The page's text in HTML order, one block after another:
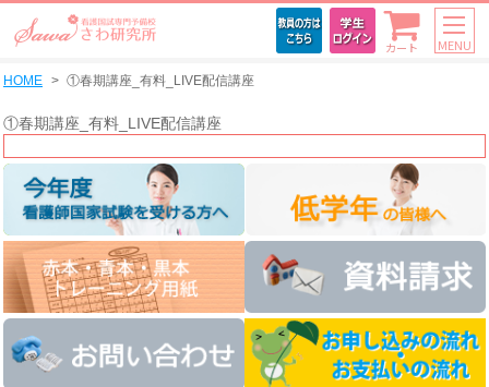
カート MENU
HOME ①春期講座_有料_LIVE配信講座
①春期講座_有料_LIVE配信講座